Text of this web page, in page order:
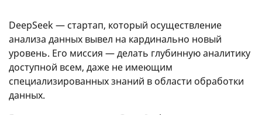
DeepSeek — стартап, который осуществление
анализа данных вывел на кардинально новый
уровень. Его миссия — делать глубинную аналитику
доступной всем, даже не имеющим
специализированных знаний в области обработки
данных.